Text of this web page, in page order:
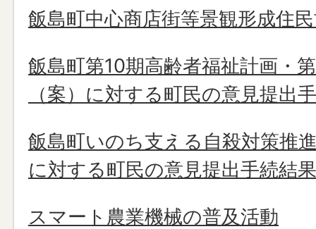
飯島町中心商店街等景観形成住
飯島町第10期高齢者福祉計画・
（案）に対する町民の意見提出
飯島町いのち支える自殺対策推
に対する町民の意見提出手続結果
スマート農業機械の普及活動